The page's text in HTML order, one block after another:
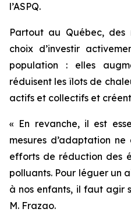
l’ASPQ.
Partout au Québec,
choix d’investir
population : elles
réduisent les îlots de
actifs et collectifs et
« En revanche, il est
mesures d’adaptation
efforts de réduction des
polluants. Pour léguer un
à nos enfants, il faut agir
M. Frazao.